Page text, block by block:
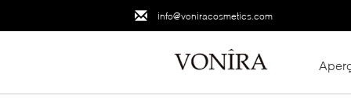
info@voniracosmetics.com